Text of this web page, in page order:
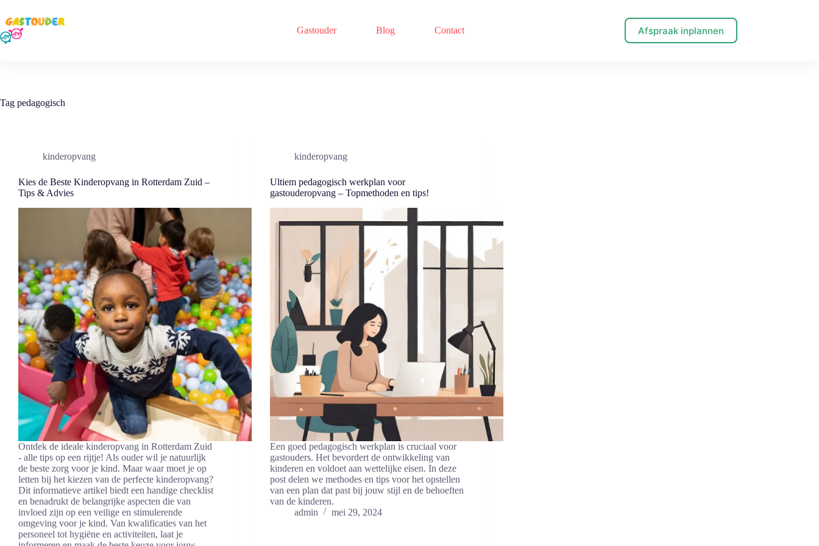
naar
de
inhoud
Gastouder Blog Contact Afspraak inplannen
Tag pedagogisch
kinderopvang
Kies de Beste Kinderopvang in Rotterdam Zuid –
Tips & Advies
Ontdek de ideale kinderopvang in Rotterdam Zuid
- alle tips op een rijtje! Als ouder wil je natuurlijk
de beste zorg voor je kind. Maar waar moet je op
letten bij het kiezen van de perfecte kinderopvang?
Dit informatieve artikel biedt een handige checklist
en benadrukt de belangrijke aspecten die van
invloed zijn op een veilige en stimulerende
omgeving voor je kind. Van kwalificaties van het
personeel tot hygiëne en activiteiten, laat je
kinderopvang
Ultiem pedagogisch werkplan voor
gastouderopvang – Topmethoden en tips!
Een goed pedagogisch werkplan is cruciaal voor
gastouders. Het bevordert de ontwikkeling van
kinderen en voldoet aan wettelijke eisen. In deze
post delen we methodes en tips voor het opstellen
van een plan dat past bij jouw stijl en de behoeften
van de kinderen.
admin
mei 29, 2024